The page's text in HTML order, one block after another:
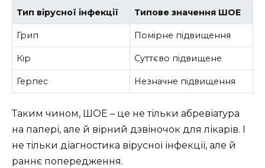
Тип вірусної інфекції Типове значення ШОЕ
Грип Помірне підвищення
Кір Суттєво підвищене
Герпес Незначне підвищення
Таким чином, ШОЕ – це не тільки абревіатура
на папері, але й вірний дзвіночок для лікарів. І
не тільки діагностика вірусної інфекції, але й
раннє попередження.